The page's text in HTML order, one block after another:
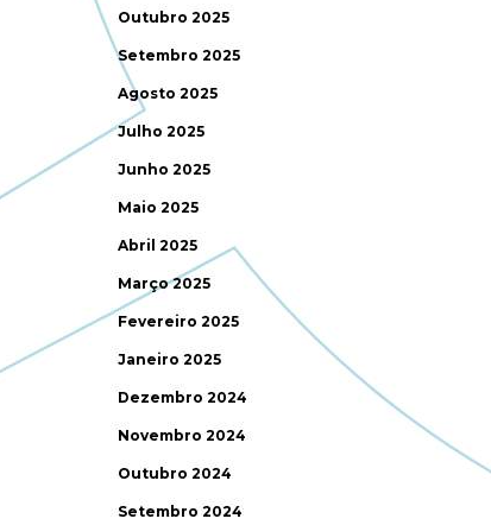
Outubro 2025
Setembro 2025
Agosto 2025
Julho 2025
Junho 2025
Maio 2025
Abril 2025
Março 2025
Fevereiro 2025
Janeiro 2025
Dezembro 2024
Novembro 2024
Outubro 2024
Setembro 2024